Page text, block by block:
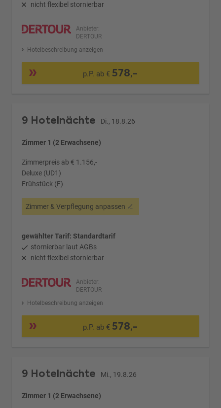
nicht flexibel stornierbar
Anbieter:
DERTOUR
Hotelbeschreibung anzeigen
p.P. ab € 578,-
9 Hotelnächte Di., 18.8.26
Zimmer 1 (2 Erwachsene)
Zimmerpreis ab € 1.156,-
Deluxe (UD1)
Frühstück (F)
Zimmer & Verpflegung anpassen
gewählter Tarif: Standardtarif
stornierbar laut AGBs
nicht flexibel stornierbar
Anbieter:
DERTOUR
Hotelbeschreibung anzeigen
p.P. ab € 578,-
9 Hotelnächte Mi., 19.8.26
Zimmer 1 (2 Erwachsene)